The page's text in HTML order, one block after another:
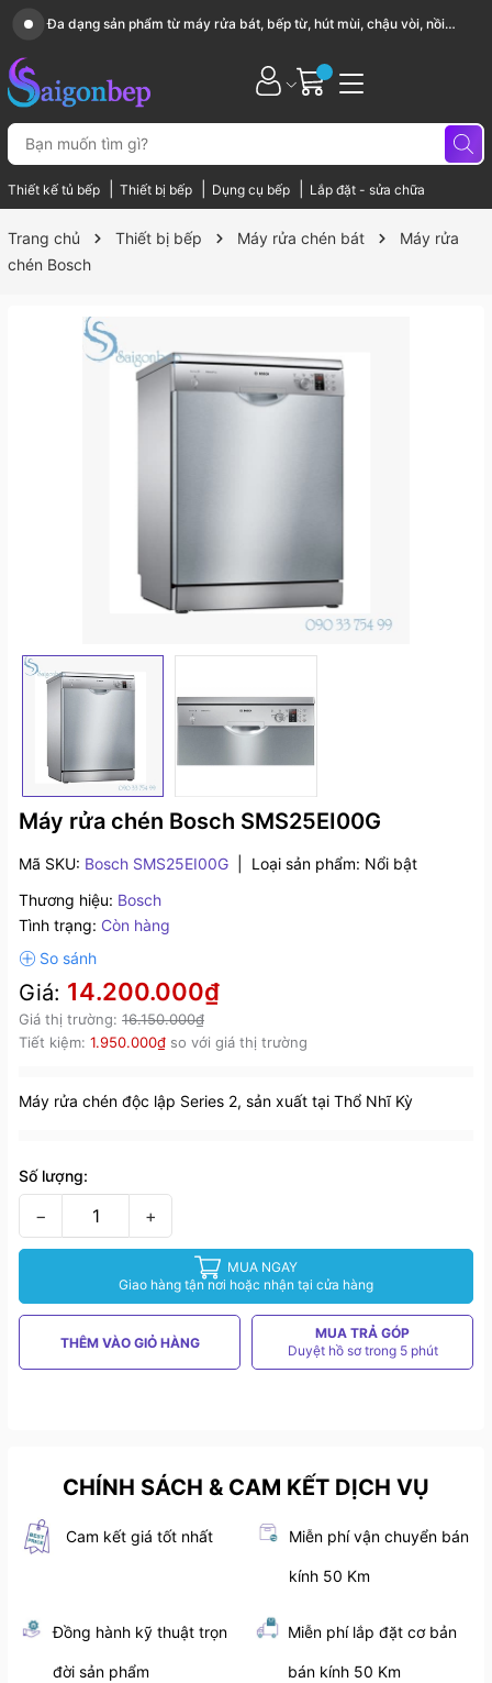
Sài Gòn Bếp chuyên thiết bị bếp, gia dụng bếp cao cấp
Thiết kế tủ bếp Thiết bị bếp Dụng cụ bếp Lắp đặt - sửa chữa
Trang chủ Thiết bị bếp Máy rửa chén bát
Máy rửa
chén Bosch
Máy rửa chén Bosch SMS25EI00G
Mã SKU: Bosch SMS25EI00G Loại sản phẩm: Nổi bật
Thương hiệu: Bosch
Tình trạng: Còn hàng
Giá: 14.200.000₫
Giá thị trường: 16.150.000₫
Tiết kiệm: 1.950.000₫ so với giá thị trường
Máy rửa chén độc lập Series 2, sản xuất tại Thổ Nhĩ Kỳ
Số lượng:
− +
MUA NGAY
Giao hàng tận nơi hoặc nhận tại cửa hàng
THÊM VÀO GIỎ HÀNG
MUA TRẢ GÓP
Duyệt hồ sơ trong 5 phút
CHÍNH SÁCH & CAM KẾT DỊCH VỤ
Cam kết giá tốt nhất Miễn phí vận chuyển bán
kính 50 Km
Đồng hành kỹ thuật trọn
đời sản phẩm
Miễn phí lắp đặt cơ bản
bán kính 50 Km